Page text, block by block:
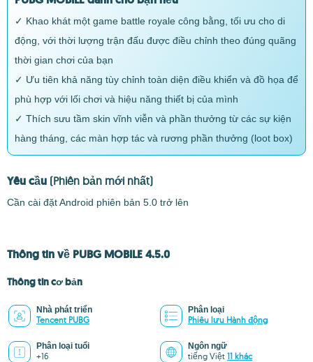
✓ Khao khát một game battle royale công bằng, tối ưu cho di
động, với thời lượng trận đấu được điều chỉnh theo đúng quãng
thời gian chơi của bạn
✓ Ưu tiên khả năng tùy chỉnh toàn diện điều khiển và đồ họa để
phù hợp với lối chơi và hiệu năng thiết bị của mình
✓ Thích sưu tầm skin vĩnh viễn và phần thưởng từ các sự kiện
hàng tháng, các màn hợp tác và rương phần thưởng (loot box)
Yêu cầu (Phiên bản mới nhất)
Cần cài đặt Android phiên bản 5.0 trở lên
Thông tin về PUBG MOBILE 4.5.0
Thông tin cơ bản
Nhà phát triển
Tencent PUBG
Phân loại
Phiêu lưu Hành động
Phân loại tuổi
+16
Ngôn ngữ
tiếng Việt 11 khác